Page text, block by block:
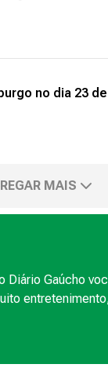
no dia 23
MAIS
Diário Gaúcho